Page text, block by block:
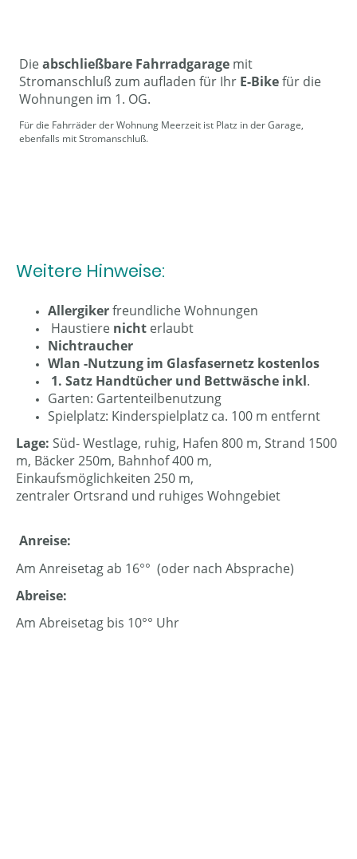
Dieabschließbare Fahrradgarage mit
Stromanschluß zum aufladen für Ihr E-Bikefür die
Wohnungen im 1. OG.
Für die Fahrräder der Wohnung Meerzeit ist Platz in der Garage,
ebenfalls mit Stromanschluß.
Weitere Hinweise:
Allergikerfreundliche Wohnungen
Haustiere nicht erlaubt
Nichtraucher
Wlan -Nutzung im Glasfasernetz kostenlos
1. Satz Handtücher und Bettwäsche inkl.
Garten: Gartenteilbenutzung
Spielplatz: Kinderspielplatz ca. 100 m entfernt
Lage: Süd- Westlage, ruhig, Hafen 800 m, Strand 1500
m, Bäcker 250m, Bahnhof 400 m,
Einkaufsmöglichkeiten 250 m,
zentraler Ortsrand und ruhiges Wohngebiet
Anreise:
Am Anreisetag ab 16°° (oder nach Absprache)
Abreise:
Am Abreisetag bis 10°° Uhr